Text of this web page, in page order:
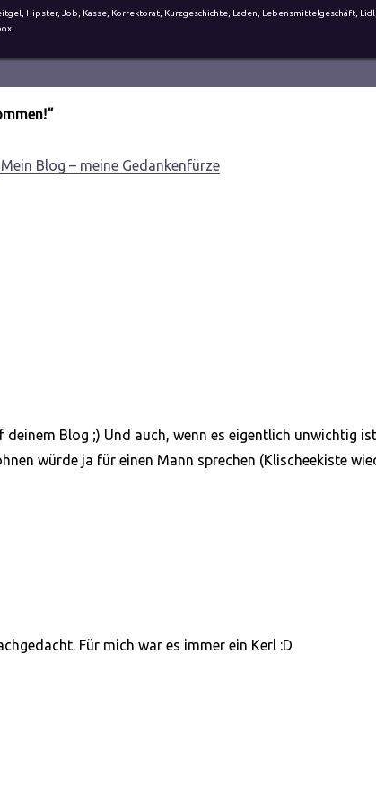
Hipster, Job Kasse Korrektorat Kurzgeschichte Laden Lebensmittelgeschäft Lidl
Blog – meine Gedankenfürze
Blog ;) Und auch, wenn es eigentlich unwichtig ist
würde ja für einen Mann sprechen (Klischeekiste
Für mich war es immer ein Kerl :D